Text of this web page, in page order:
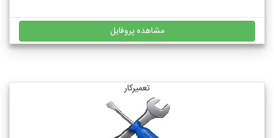
مشاهده پروفایل
تعمیرکار